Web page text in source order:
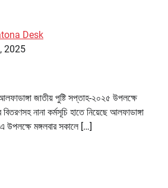
Desk
2025
জাতীয় পুষ্টি সপ্তাহ-২০২৫ উপলক্ষে
নানা কর্মসূচি হাতে নিয়েছে আলফাডাঙ্গা
উপলক্ষে মঙ্গলবার সকালে […]